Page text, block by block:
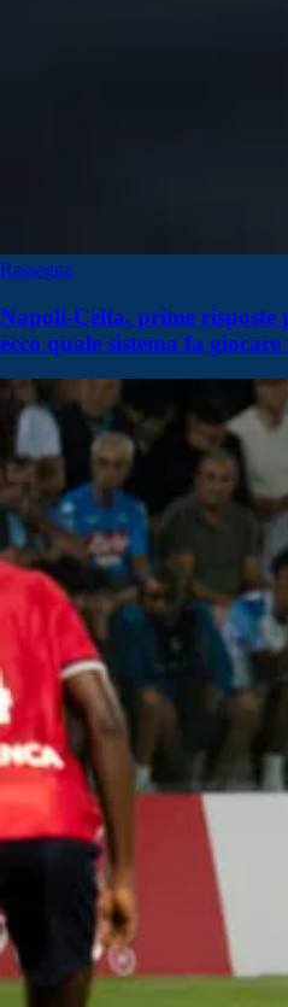
Rassegna
Napoli-Celta, prime risposte
ecco quale sistema fa